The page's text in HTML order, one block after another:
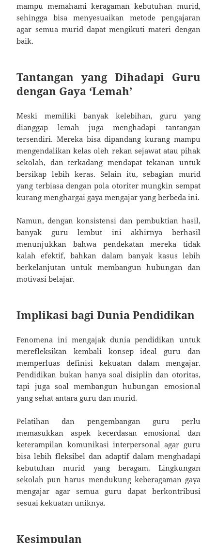
mampu memahami keragaman kebutuhan murid,
sehingga bisa menyesuaikan metode pengajaran
agar semua murid dapat mengikuti materi dengan
baik.
Tantangan yang Dihadapi Guru
dengan Gaya ‘Lemah’
Meski memiliki banyak kelebihan, guru yang
dianggap lemah juga menghadapi tantangan
tersendiri. Mereka bisa dipandang kurang mampu
mengendalikan kelas oleh rekan sejawat atau pihak
sekolah, dan terkadang mendapat tekanan untuk
bersikap lebih keras. Selain itu, sebagian murid
yang terbiasa dengan pola otoriter mungkin sempat
kurang menghargai gaya mengajar yang berbeda ini.
Namun, dengan konsistensi dan pembuktian hasil,
banyak guru lembut ini akhirnya berhasil
menunjukkan bahwa pendekatan mereka tidak
kalah efektif, bahkan dalam banyak kasus lebih
berkelanjutan untuk membangun hubungan dan
motivasi belajar.
Implikasi bagi Dunia Pendidikan
Fenomena ini mengajak dunia pendidikan untuk
merefleksikan kembali konsep ideal guru dan
memperluas definisi kekuatan dalam mengajar.
Pendidikan bukan hanya soal disiplin dan otoritas,
tapi juga soal membangun hubungan emosional
yang sehat antara guru dan murid.
Pelatihan dan pengembangan guru perlu
memasukkan aspek kecerdasan emosional dan
keterampilan komunikasi interpersonal agar guru
bisa lebih fleksibel dan adaptif dalam menghadapi
kebutuhan murid yang beragam. Lingkungan
sekolah pun harus mendukung keberagaman gaya
mengajar agar semua guru dapat berkontribusi
sesuai kekuatan uniknya.
Kesimpulan